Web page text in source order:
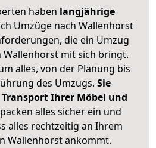
haben langjährige
Umzüge nach Wallenhorst
die ein Umzug
mit sich bringt.
alles, von der Planung bis
des Umzugs. Sie
Ihrer Möbel und
alles sicher ein und
alles rechtzeitig an Ihrem
Wallenhorst ankommt.